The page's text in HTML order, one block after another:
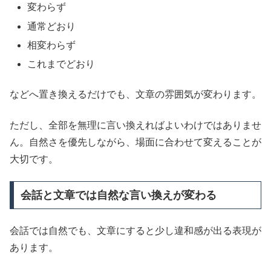
変わらず
通常どおり
相変わらず
これまでどおり
などへ置き換えるだけでも、文章の雰囲気が変わります。
ただし、全部を無理に言い換えればよいわけではありませ
ん。自然さを優先しながら、場面に合わせて変えることが
大切です。
会話と文章では自然な言い換えが変わる
会話では自然でも、文章にすると少し違和感が出る表現が
あります。